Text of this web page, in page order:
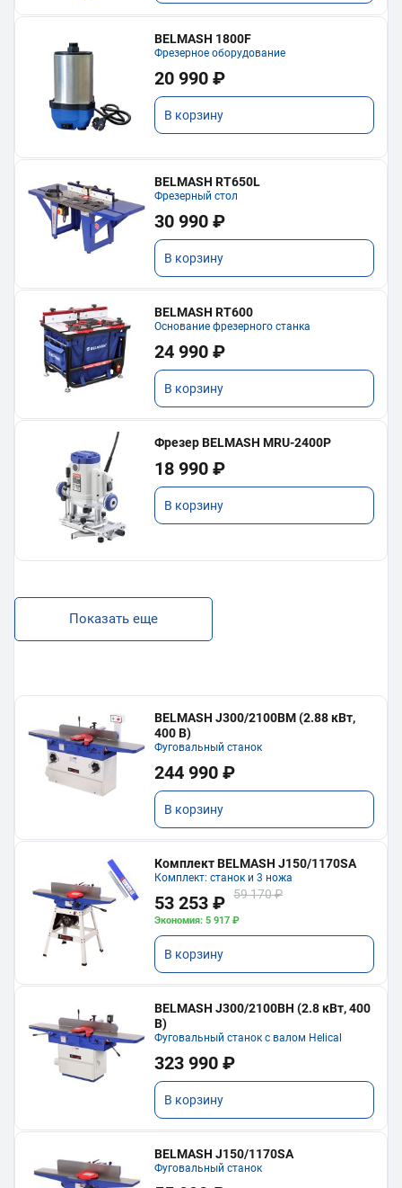
BELMASH 1800F
Фрезерное оборудование
20 990 ₽
В корзину
BELMASH RT650L
Фрезерный стол
30 990 ₽
В корзину
BELMASH RT600
Основание фрезерного станка
24 990 ₽
В корзину
Фрезер BELMASH MRU-2400P
18 990 ₽
В корзину
Показать еще
BELMASH J300/2100ВМ (2.88 кВт,
400 В)
Фуговальный станок
244 990 ₽
В корзину
Комплект BELMASH J150/1170SA
Комплект: станок и 3 ножа
53 253 ₽ 59 170 ₽
Экономия: 5 917 ₽
В корзину
BELMASH J300/2100ВH (2.8 кВт, 400
В)
Фуговальный станок с валом Helical
323 990 ₽
В корзину
BELMASH J150/1170SA
Фуговальный станок